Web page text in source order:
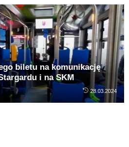
biletu na komunikację
i na SKM
28.03.2024